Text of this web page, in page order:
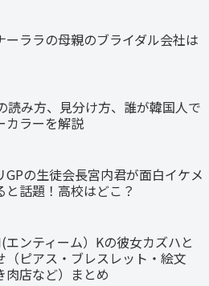
ーララの母親のブライダル会社は
読み方、見分け方、誰が韓国人で
カラーを解説
GPの生徒会長宮内君が面白イケメ
と話題！高校はどこ？
エンティーム）Kの彼女カズハと
（ピアス・ブレスレット・絵文
肉店など）まとめ